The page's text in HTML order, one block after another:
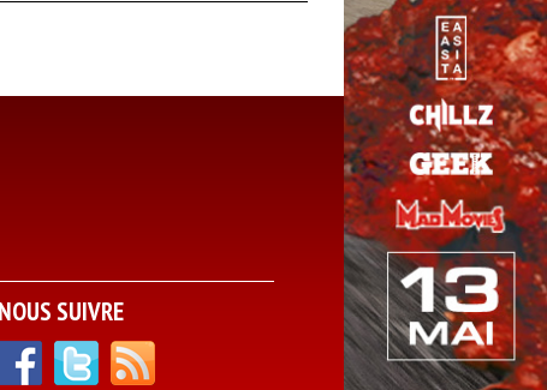
NOUS SUIVRE